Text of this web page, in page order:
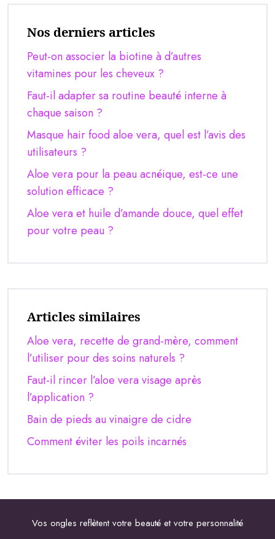
Nos derniers articles
Peut-on associer la biotine à d’autres
vitamines pour les cheveux ?
Faut-il adapter sa routine beauté interne à
chaque saison ?
Masque hair food aloe vera, quel est l’avis des
utilisateurs ?
Aloe vera pour la peau acnéique, est-ce une
solution efficace ?
Aloe vera et huile d’amande douce, quel effet
pour votre peau ?
Articles similaires
Aloe vera, recette de grand-mère, comment
l’utiliser pour des soins naturels ?
Faut-il rincer l’aloe vera visage après
l’application ?
Bain de pieds au vinaigre de cidre
Comment éviter les poils incarnés
Vos ongles reflètent votre beauté et votre personnalité